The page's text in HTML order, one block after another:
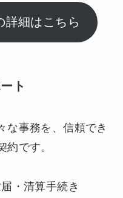
詳細はこちら
ト
な事務を、信頼でき
約です。
・清算手続き